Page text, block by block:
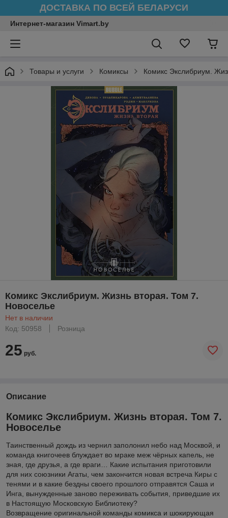
ДОСТАВКА ПО ВСЕЙ БЕЛАРУСИ
Интернет-магазин Vimart.by
Товары и услуги Комиксы Комикс Экслибриум.
Комикс Экслибриум. Жизнь вторая. Том 7.
Новоселье
Нет в наличии
Код: 50958
Розница
25 руб.
Описание
Комикс Экслибриум. Жизнь вторая. Том 7.
Новоселье
Таинственный дождь из чернил заполонил небо над Москвой, и
команда книгочеев блуждает во мраке меж чёрных капель, не
зная, где друзья, а где враги… Какие испытания приготовили
для них союзники Агаты, чем закончится новая встреча Киры с
тенями и в какие бездны своего прошлого отправятся Саша и
Инга, вынужденные заново переживать события, приведшие их
в Настоящую Московскую Библиотеку?
Возвращение оригинальной команды комикса и шокирующая